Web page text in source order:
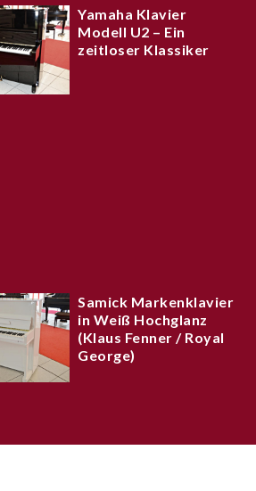
Yamaha Klavier
Modell U2 – Ein
zeitloser Klassiker
Samick Markenklavier
in Weiß Hochglanz
(Klaus Fenner / Royal
George)